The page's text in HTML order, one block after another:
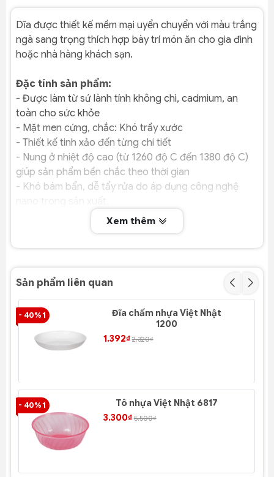
Dĩa được thiết kế mềm mại uyển chuyển với màu trắng
ngà sang trọng thích hợp bày trí món ăn cho gia đình
hoặc nhà hàng khách sạn.
Đặc tính sản phẩm:
- Được làm từ sứ lành tính không chì, cadmium, an
toàn cho sức khỏe
- Mặt men cứng, chắc: Khó trầy xước
- Thiết kế tinh xảo đến từng chi tiết
- Nung ở nhiệt độ cao (từ 1260 độ C đến 1380 độ C)
giúp sản phẩm bền chắc theo thời gian
- Khó bám bẩn, dễ tẩy rửa do áp dụng công nghệ
Xem thêm
Sản phẩm liên quan
- 40% 1
Đĩa chấm nhựa Việt Nhật
1200
1.392₫ 2.320₫
- 40% 1
Tô nhựa Việt Nhật 6817
3.300₫ 5.500₫